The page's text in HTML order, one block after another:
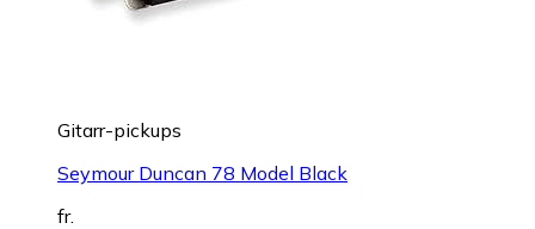
Gitarr-pickups
Seymour Duncan 78 Model Black
fr.